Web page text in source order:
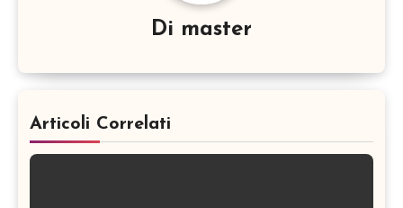
Di master
Articoli Correlati